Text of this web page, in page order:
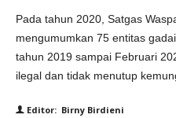
Pada tahun 2020, Satgas
mengumumkan 75 entitas
tahun 2019 sampai Februari
ilegal dan tidak menutup
Editor: Birny Birdieni